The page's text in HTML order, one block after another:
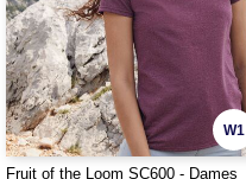
W1
Fruit of the Loom SC600 - Dames